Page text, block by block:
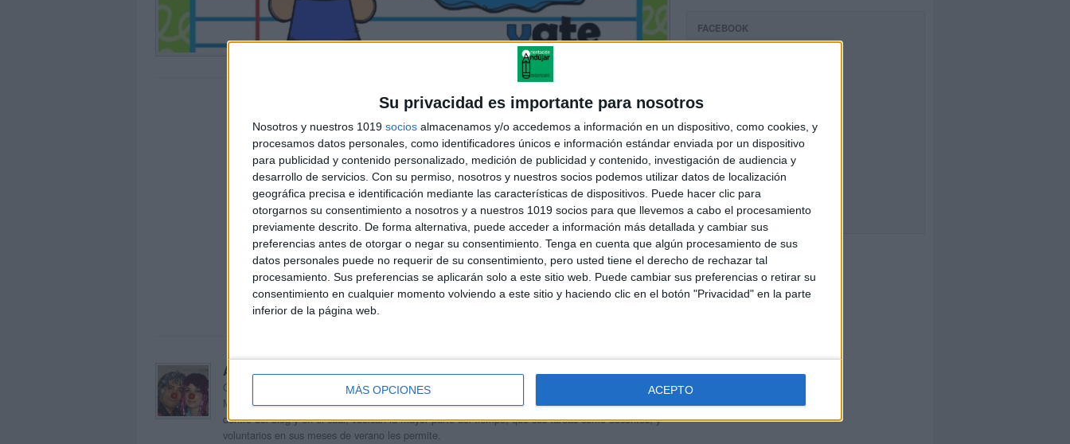
Su privacidad es importante para nosotros
Nosotros y nuestros 1019 socios almacenamos y/o accedemos a información en un dispositivo, como cookies, y
procesamos datos personales, como identificadores únicos e información estándar enviada por un dispositivo
para publicidad y contenido personalizado, medición de publicidad y contenido, investigación de audiencia y
desarrollo de servicios. Con su permiso, nosotros y nuestros socios podemos utilizar datos de localización
geográfica precisa e identificación mediante las características de dispositivos. Puede hacer clic para
otorgarnos su consentimiento a nosotros y a nuestros 1019 socios para que llevemos a cabo el procesamiento
previamente descrito. De forma alternativa, puede acceder a información más detallada y cambiar sus
preferencias antes de otorgar o negar su consentimiento. Tenga en cuenta que algún procesamiento de sus
datos personales puede no requerir de su consentimiento, pero usted tiene el derecho de rechazar tal
procesamiento. Sus preferencias se aplicarán solo a este sitio web. Puede cambiar sus preferencias o retirar su
consentimiento en cualquier momento volviendo a este sitio y haciendo clic en el botón "Privacidad" en la parte
inferior de la página web.
MÁS OPCIONES ACEPTO
Acerca de orientacionandujar
Orientación Andújar no es solo un blog, es la apuesta personal de dos profesores Ginés y
Maribel, que además de ser pareja, son los encargados de los contenidos que encontramos
dentro del blog y en el cual, vuelcan la mayor parte del tiempo, que sus tareas como docentes, y
voluntarios en sus meses de verano les permite.
FACEBOOK